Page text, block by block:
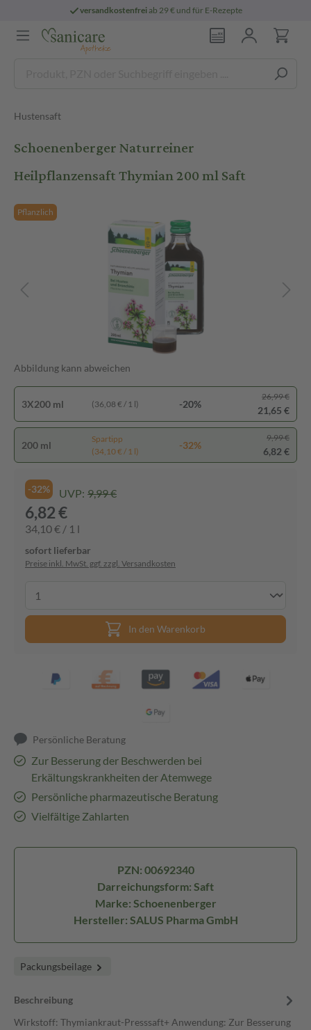
versandkostenfreiab 29 € und für E-Rezepte
Hustensaft
Schoenenberger Naturreiner
Heilpflanzensaft Thymian 200 ml Saft
Pflanzlich
Abbildung kann abweichen
3X200 ml (36,08 € / 1 l) -20%
26,99 €
21,65 €
200 ml
Spartipp
(34,10 € / 1 l)
-32%
9,99 €
6,82 €
-32% UVP: 9,99 €
6,82 €
34,10 € / 1 l
sofort lieferbar
Preise inkl. MwSt. ggf. zzgl. Versandkosten
In den Warenkorb
Persönliche Beratung
Zur Besserung der Beschwerden bei
Erkältungskrankheiten der Atemwege
Persönliche pharmazeutische Beratung
Vielfältige Zahlarten
PZN: 00692340
Darreichungsform: Saft
Marke: Schoenenberger
Hersteller: SALUS Pharma GmbH
Packungsbeilage
Beschreibung
Wirkstoff: Thymiankraut-Presssaft+ Anwendung: Zur Besserung